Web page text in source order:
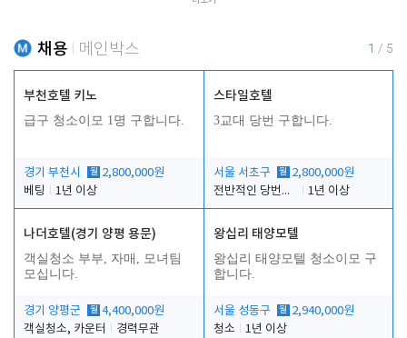
채용 메인박스 1 / 5
부천호텔 키노
급구 청소이모 1명 구합니다.
경기 부천시 월 2,800,000원
베팅
1년 이상
스타일호텔
3교대 당번 구합니다.
서울 서초구 월 2,800,000원
전반적인 당번업무
1년 이상
나더호텔(경기 양평 용문)
객실청소 부부, 자매, 모녀팀
모십니다.
경기 양평군 월 4,400,000원
객실청소, 카운터
경력무관
왕십리 태양모텔
왕십리 태양모텔 청소이모 구
합니다.
서울 성동구 월 2,940,000원
청소
1년 이상